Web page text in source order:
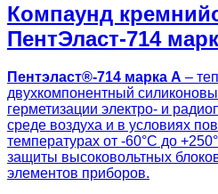
Компаунд
ПентЭласт-714
Пентэласт®-714 марка А –
двухкомпонентный
герметизации электро- и
среде воздуха и в условиях
температурах от -60°С до
защиты высоковольтных
элементов приборов.